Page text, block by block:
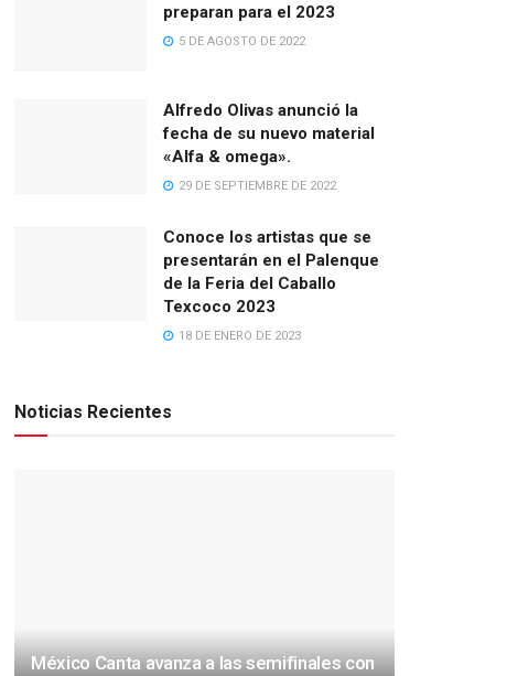
preparan para el 2023
5 DE AGOSTO DE 2022
Alfredo Olivas anunció la
fecha de su nuevo material
«Alfa & omega».
29 DE SEPTIEMBRE DE 2022
Conoce los artistas que se
presentarán en el Palenque
de la Feria del Caballo
Texcoco 2023
18 DE ENERO DE 2023
Noticias Recientes
México Canta avanza a las semifinales con